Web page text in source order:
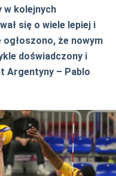
w kolejnych
się o wiele lepiej i
ogłoszono, że nowym
doświadczony i
Argentyny – Pablo